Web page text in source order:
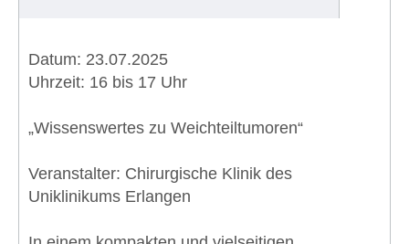
Datum: 23.07.2025
Uhrzeit: 16 bis 17 Uhr
„Wissenswertes zu Weichteiltumoren“
Veranstalter: Chirurgische Klinik des
Uniklinikums Erlangen